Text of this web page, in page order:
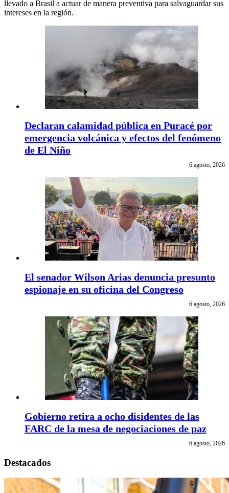
llevado a Brasil a actuar de manera preventiva para salvaguardar sus
intereses en la región.
Declaran calamidad pública en Puracé por
emergencia volcánica y efectos del fenómeno
de El Niño
6 agosto, 2026
El senador Wilson Arias denuncia presunto
espionaje en su oficina del Congreso
6 agosto, 2026
Gobierno retira a ocho disidentes de las
FARC de la mesa de negociaciones de paz
6 agosto, 2026
Destacados